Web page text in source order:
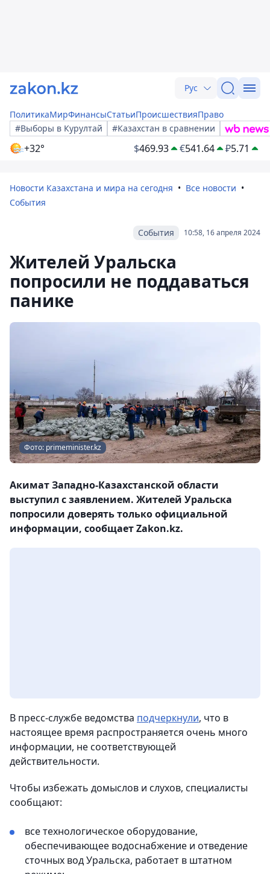
Рус
ПолитикаМирФинансыСтатьиПроисшествияПраво
#Выборы в Курултай
#Казахстан в сравнении
+32° $469.93 €541.64 ₽5.71
Новости Казахстана и мира на сегодня
Все новости
События
10:58, 16 апреля 2024
События
Жителей Уральска
попросили не поддаваться
панике
Фото: primeminister.kz
Акимат Западно-Казахстанской области
выступил с заявлением. Жителей Уральска
попросили доверять только официальной
информации, сообщает Zakon.kz.
В пресс-службе ведомства подчеркнули, что в
настоящее время распространяется очень много
информации, не соответствующей
действительности.
Чтобы избежать домыслов и слухов, специалисты
сообщают:
все технологическое оборудование,
обеспечивающее водоснабжение и отведение
сточных вод Уральска, работает в штатном